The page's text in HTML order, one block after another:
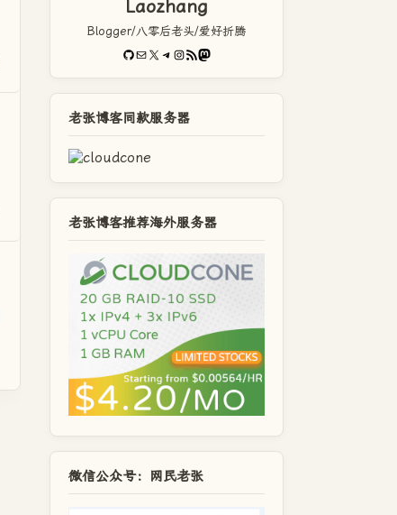
Laozhang
Blogger/八零后老头/爱好折腾
GitHub
电子邮件X Telegram
Instagram
RSS FeedMastodon
老张博客同款服务器
老张博客推荐海外服务器
微信公众号：网民老张